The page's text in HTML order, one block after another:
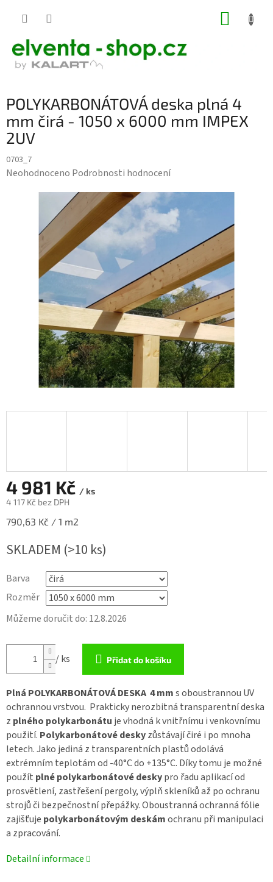
POLYKARBONÁTOVÁ deska plná 4
mm čirá - 1050 x 6000 mm IMPEX
2UV
0703_7
Průměrné
hvězdiček.
Neohodnoceno Podrobnosti hodnocení
4 981 Kč / ks
4 117 Kč bez DPH
Měrná
790,63 Kč / 1 m2
SKLADEM (>10 ks)
Barva
Rozměr
Můžeme doručit do: 12.8.2026
/ ks Přidat do košíku
Plná POLYKARBONÁTOVÁ DESKA 4mms oboustrannou UV
ochrannou vrstvou. Prakticky nerozbitná transparentní deska
z plného polykarbonátu je vhodná k vnitřnímu i venkovnímu
použití. Polykarbonátové deskyzůstávají čiré i po mnoha
letech. Jako jediná z transparentních plastů odolává
extrémním teplotám od -40°C do +135°C. Díky tomu je možné
použít plné polykarbonátové deskypro řadu aplikací od
prosvětlení, zastřešení pergoly, výplň skleníků až po ochranu
strojů či bezpečnostní přepážky. Oboustranná ochranná fólie
zajišťuje polykarbonátovým deskámochranu při manipulaci
a zpracování.
Detailní informace